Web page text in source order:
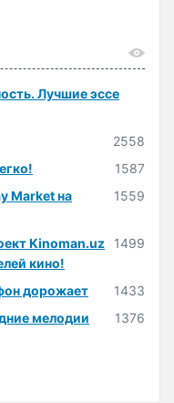
Лучшие эссе
2558
1587
Market на
1559
Kinoman.uz
кино!
1499
дорожает
1433
мелодии
1376